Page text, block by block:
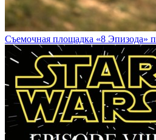
Cъемочная площадка «8 Эпизода»